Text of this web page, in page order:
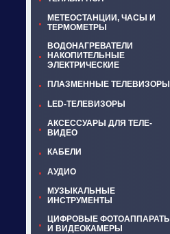
МЕТЕОСТАНЦИИ, ЧАСЫ И
ТЕРМОМЕТРЫ
ВОДОНАГРЕВАТЕЛИ
НАКОПИТЕЛЬНЫЕ
ЭЛЕКТРИЧЕСКИЕ
ПЛАЗМЕННЫЕ ТЕЛЕВИЗОРЫ
LED-ТЕЛЕВИЗОРЫ
АКСЕССУАРЫ ДЛЯ ТЕЛЕ-
ВИДЕО
КАБЕЛИ
АУДИО
МУЗЫКАЛЬНЫЕ
ИНСТРУМЕНТЫ
ЦИФРОВЫЕ ФОТОАППАРАТЫ
И ВИДЕОКАМЕРЫ